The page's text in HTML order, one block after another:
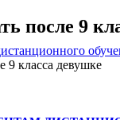
после 9
9 класса девушке